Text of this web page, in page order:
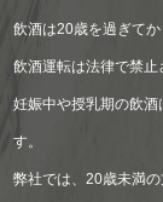
飲酒は20歳を過ぎてか
飲酒運転は法律で禁止
妊娠中や授乳期の飲
す。
弊社では、20歳未満